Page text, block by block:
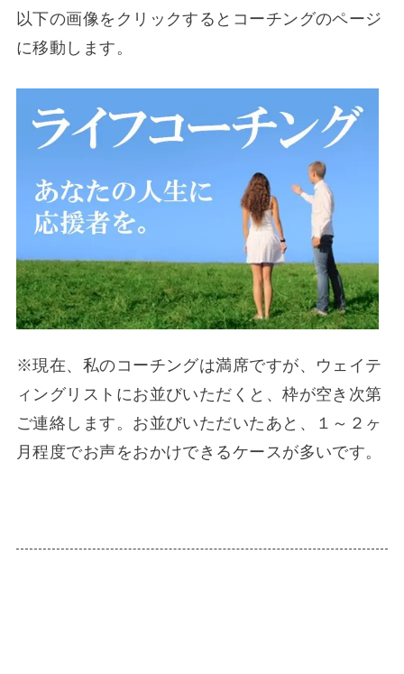
以下の画像をクリックするとコーチングのページ
に移動します。
※現在、私のコーチングは満席ですが、ウェイテ
ィングリストにお並びいただくと、枠が空き次第
ご連絡します。お並びいただいたあと、１～２ヶ
月程度でお声をおかけできるケースが多いです。